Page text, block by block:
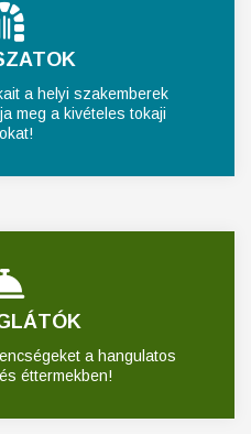
a helyi szakemberek
meg a kivételes tokaji
a hangulatos
éttermekben!